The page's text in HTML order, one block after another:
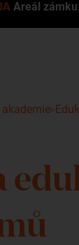
Areál zámku